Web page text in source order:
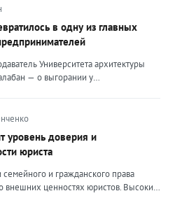
в одну из главных
Университета архитектуры
— о выгорании у
у предпринимателей заметно
сотрудников. Наёмный
или в отпуск, пожаловаться
работу. Предприниматель — сам
Если он устаёт, бизнес не встанет
предпринимателей
уровень доверия и
юриста
семейного и гражданского права
ценностях юристов. Высокий